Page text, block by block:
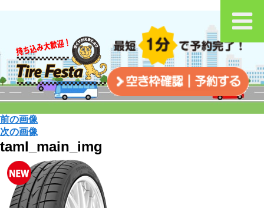
前の画像
次の画像
taml_main_img